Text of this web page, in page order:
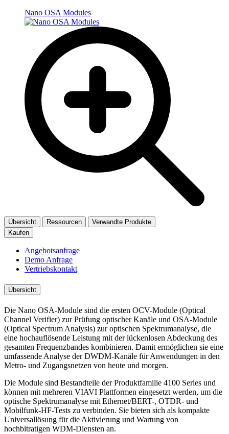
Nano OSA Modules
Übersicht Ressourcen
Verwandte Produkte
Kaufen
Angebotsanfrage
Demo Anfrage
Vertriebskontakt
Übersicht
Die Nano OSA-Module sind die ersten OCV-Module (Optical
Channel Verifier) zur Prüfung optischer Kanäle und OSA-Module
(Optical Spectrum Analysis) zur optischen Spektrumanalyse, die
eine hochauflösende Leistung mit der lückenlosen Abdeckung des
gesamten Frequenzbandes kombinieren. Damit ermöglichen sie eine
umfassende Analyse der DWDM-Kanäle für Anwendungen in den
Metro- und Zugangsnetzen von heute und morgen.
Die Module sind Bestandteile der Produktfamilie 4100 Series und
können mit mehreren VIAVI Plattformen eingesetzt werden, um die
optische Spektrumanalyse mit Ethernet/BERT-, OTDR- und
Mobilfunk-HF-Tests zu verbinden. Sie bieten sich als kompakte
Universallösung für die Aktivierung und Wartung von
hochbitratigen WDM-Diensten an.